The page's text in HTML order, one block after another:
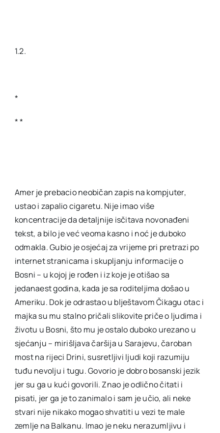
1.2.
*
* *
Amer je prebacio neobičan zapis na kompjuter,
ustao i zapalio cigaretu. Nije imao više
koncentracije da detaljnije isčitava novonađeni
tekst, a bilo je već veoma kasno i noć je duboko
odmakla. Gubio je osjećaj za vrijeme pri pretrazi po
internet stranicama i skupljanju informacije o
Bosni – u kojoj je rođen i iz koje je otišao sa
jedanaest godina, kada je sa roditeljima došao u
Ameriku. Dok je odrastao u blještavom Čikagu otac i
majka su mu stalno pričali slikovite priče o ljudima i
životu u Bosni, što mu je ostalo duboko urezano u
sjećanju – mirišljava čaršija u Sarajevu, čaroban
most na rijeci Drini, susretljivi ljudi koji razumiju
tuđu nevolju i tugu. Govorio je dobro bosanski jezik
jer su ga u kući govorili. Znao je odlično čitati i
pisati, jer ga je to zanimalo i sam je učio, ali neke
stvari nije nikako mogao shvatiti u vezi te male
zemlje na Balkanu. Imao je neku nerazumljivu i